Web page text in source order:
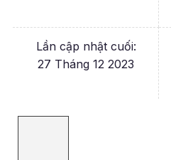
Lần cập nhật cuối:
27 Tháng 12 2023